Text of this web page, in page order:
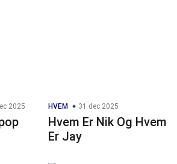
2025 HVEM 31 dec 2025
Hvem Er Nik Og Hvem
Er Jay